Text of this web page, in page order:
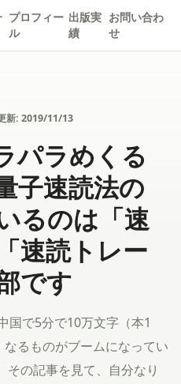
プロフィー
ル
出版実
績
お問い合わ
せ
新: 2019/11/13
パラめくる
子速読法の
るのは「速
速読トレー
です
国で5分で10万文字（本1
るものがブームになってい
その記事を見て、自分なり